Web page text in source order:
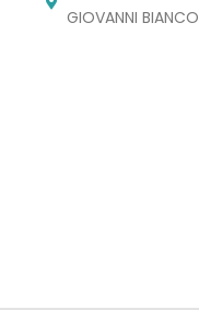
GIOVANNI BIANCO